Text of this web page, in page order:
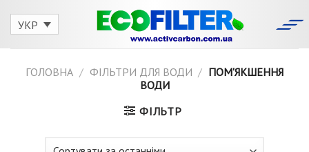
УКР
ГОЛОВНА / ФІЛЬТРИ ДЛЯ ВОДИ / ПОМ'ЯКШЕННЯ
ВОДИ
ФІЛЬТР